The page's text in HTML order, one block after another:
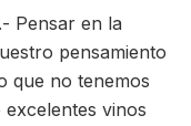
Pensar en la
pensamiento
que no tenemos
vinos